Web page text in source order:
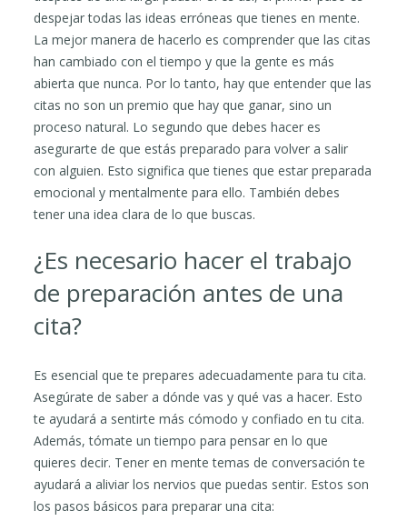
despejar todas las ideas erróneas que tienes en mente.
La mejor manera de hacerlo es comprender que las citas
han cambiado con el tiempo y que la gente es más
abierta que nunca. Por lo tanto, hay que entender que las
citas no son un premio que hay que ganar, sino un
proceso natural. Lo segundo que debes hacer es
asegurarte de que estás preparado para volver a salir
con alguien. Esto significa que tienes que estar preparada
emocional y mentalmente para ello. También debes
tener una idea clara de lo que buscas.
¿Es necesario hacer el trabajo
de preparación antes de una
cita?
Es esencial que te prepares adecuadamente para tu cita.
Asegúrate de saber a dónde vas y qué vas a hacer. Esto
te ayudará a sentirte más cómodo y confiado en tu cita.
Además, tómate un tiempo para pensar en lo que
quieres decir. Tener en mente temas de conversación te
ayudará a aliviar los nervios que puedas sentir. Estos son
los pasos básicos para preparar una cita: